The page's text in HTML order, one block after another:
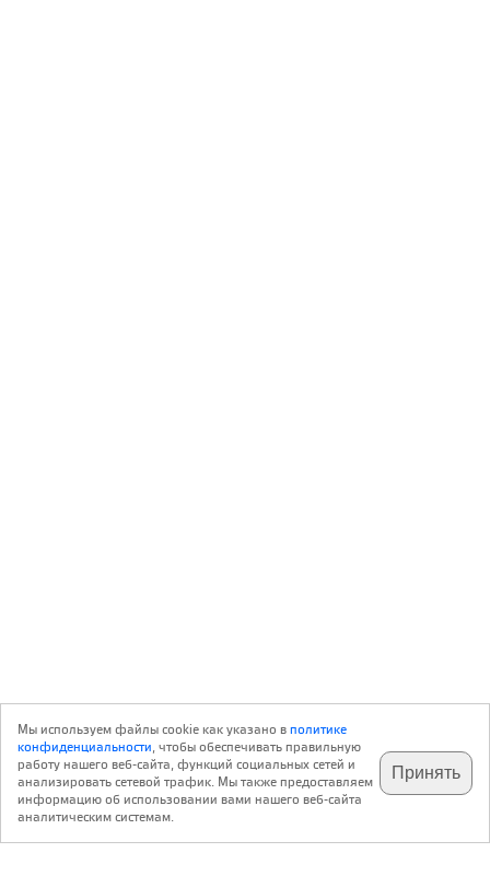
подпишитесь на наш
телеграм @archi_ru
✕
с 20 июля 1999 г.
Мы используем файлы cookie как указано вполитике
конфиденциальности, чтобы обеспечивать правильную
работу нашего веб-сайта, функций социальных сетей и
анализировать сетевой трафик. Мы также предоставляем
информацию об использовании вами нашего веб-сайта
аналитическим системам.
Принять